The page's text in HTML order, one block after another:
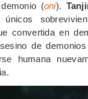
(oni).
convertida en
de
humana